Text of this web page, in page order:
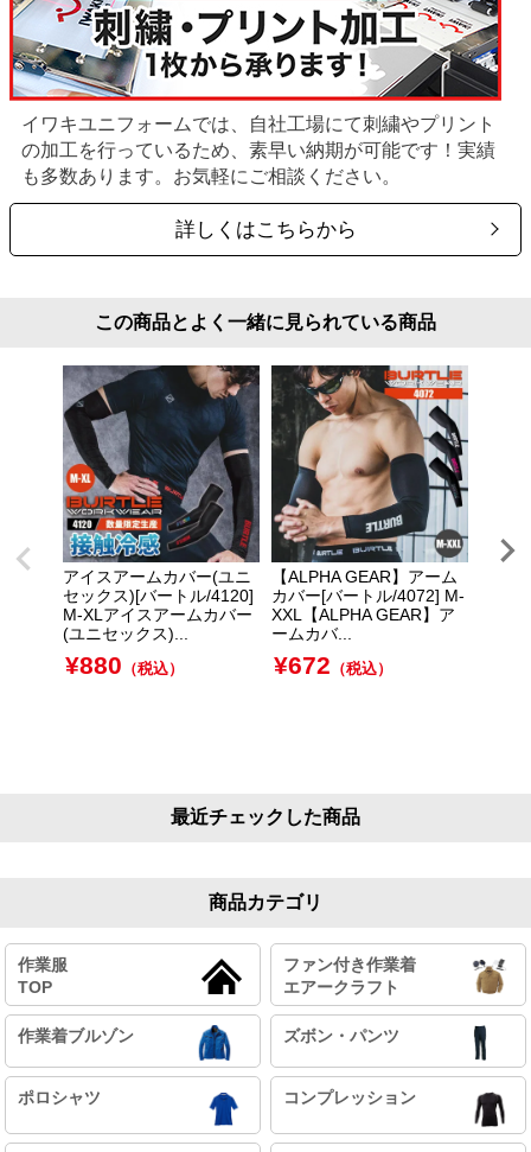
イワキユニフォームでは、自社工場にて刺繍やプリント
の加工を行っているため、素早い納期が可能です！実績
も多数あります。お気軽にご相談ください。
詳しくはこちらから
この商品とよく一緒に見られている商品
アイスアームカバー(ユニ
セックス)[バートル/4120]
M-XLアイスアームカバー
(ユニセックス)...
¥880 （税込）
【ALPHA GEAR】アーム
カバー[バートル/4072] M-
XXL【ALPHA GEAR】ア
ームカバ...
¥672 （税込）
最近チェックした商品
商品カテゴリ
作業服
TOP
ファン付き作業着
エアークラフト
作業着ブルゾン ズボン・パンツ
ポロシャツ コンプレッション